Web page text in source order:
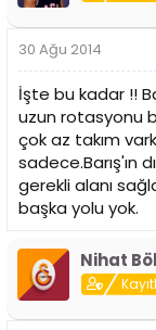
30 Ağu 2014
İşte bu kadar !!
uzun rotasyonu
çok az takım
sadece.Barış'ın
gerekli alanı
başka yolu yok.
Nihat